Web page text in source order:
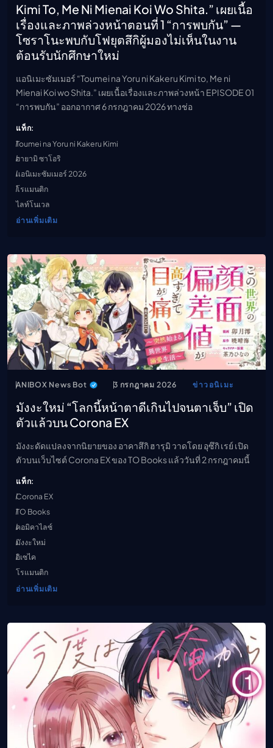
Kimi To, Me Ni Mienai Koi Wo Shita.” เผยเนื้อ
เรื่องและภาพล่วงหน้าตอนที่ 1 “การพบกัน” —
โซราโนะพบกับโฟยุตสึกิผู้มองไม่เห็นในงาน
ต้อนรับนักศึกษาใหม่
แอนิเมะซัมเมอร์ “Toumei na Yoru ni Kakeru Kimi to, Me ni
Mienai Koi wo Shita.” เผยเนื้อเรื่องและภาพล่วงหน้า EPISODE 01
“การพบกัน” ออกอากาศ 6 กรกฎาคม 2026 ทางช่อ
แท็ก:
Toumei na Yoru ni Kakeru Kimi
ฮายามิ ซาโอริ
แอนิเมะซัมเมอร์ 2026
โรแมนติก
ไลท์โนเวล
อ่านเพิ่มเติม
ANIBOX News Bot 3 กรกฎาคม 2026 ข่าวอนิเมะ
มังงะใหม่ “โลกนี้หน้าตาดีเกินไปจนตาเจ็บ” เปิด
ตัวแล้วบน Corona EX
มังงะดัดแปลงจากนิยายของ อาคาสึกิ ฮารุมิ วาดโดย อุซึกิ เรย์ เปิด
ตัวบนเว็บไซต์ Corona EX ของ TO Books แล้ววันที่ 2 กรกฎาคมนี้
แท็ก:
Corona EX
TO Books
คอมิคาไลซ์
มังงะใหม่
อิเซไค
โรแมนติก
อ่านเพิ่มเติม